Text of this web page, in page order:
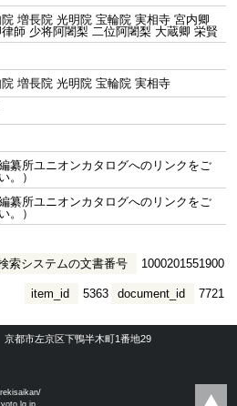
増長院 光明院 宝輪院 実相寺 宮内卿
師 少将阿闍梨 二位阿闍梨 大蔵卿 栄賢
増長院 光明院 宝輪院 実相寺
編纂所ユニオンカタログへのリンクをご
。）
編纂所ユニオンカタログへのリンクをご
。）
索システムの文書番号 1000201551900
document_id 7721
item_id 5363
京都市左京区下鴨半木町1番地29